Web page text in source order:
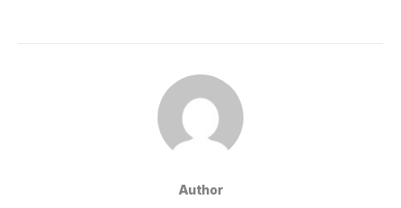
Author